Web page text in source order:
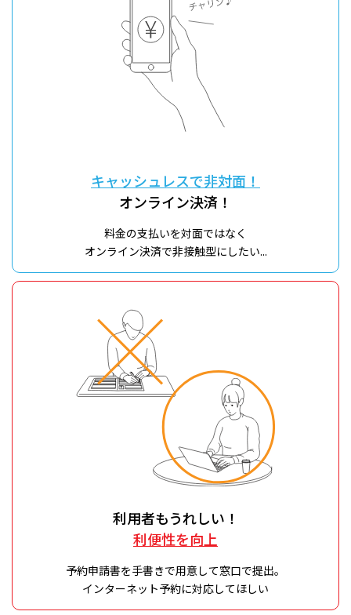
キャッシュレスで非対面！
オンライン決済！
料金の支払いを対面ではなく
オンライン決済で非接触型にしたい...
利用者もうれしい！
利便性を向上
予約申請書を手書きで用意して窓口で提出。
インターネット予約に対応してほしい